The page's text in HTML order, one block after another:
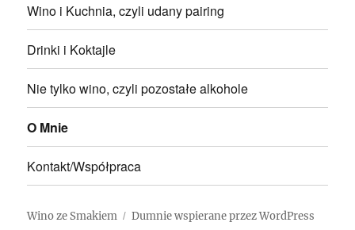
Wino i Kuchnia, czyli udany pairing
Drinki i Koktajle
Nie tylko wino, czyli pozostałe alkohole
O Mnie
Kontakt/Współpraca
Wino ze Smakiem Dumnie wspierane przez WordPress